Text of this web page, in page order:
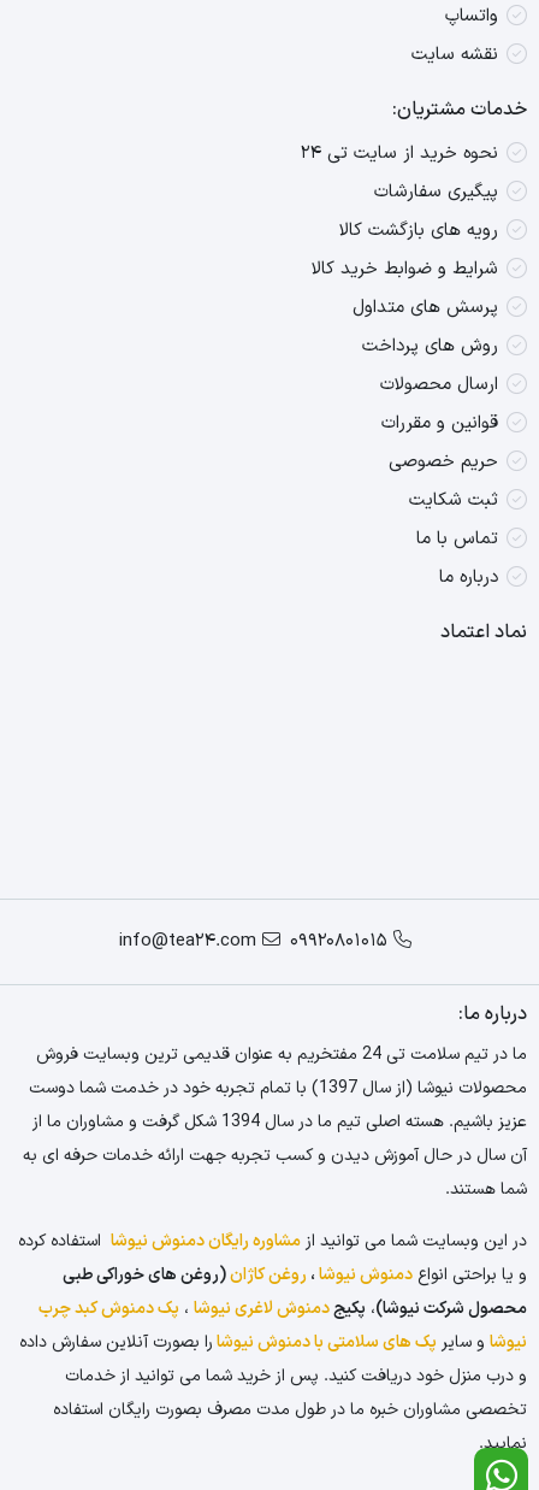
واتساپ
نقشه سایت
خدمات مشتریان:
نحوه خرید از سایت تی ۲۴
پیگیری سفارشات
رویه های بازگشت کالا
شرایط و ضوابط خرید کالا
پرسش های متداول
روش های پرداخت
ارسال محصولات
قوانین و مقررات
حریم خصوصی
ثبت شکایت
تماس با ما
درباره ما
نماد اعتماد
09920801015
info@tea24.com
درباره ما:
ما در تیم سلامت تی 24 مفتخریم به عنوان قدیمی ترین وبسایت فروش
محصولات نیوشا (از سال 1397) با تمام تجربه خود در خدمت شما دوست
عزیز باشیم. هسته اصلی تیم ما در سال 1394 شکل گرفت و مشاوران ما از
آن سال در حال آموزش دیدن و کسب تجربه جهت ارائه خدمات حرفه ای به
شما هستند.
در این وبسایت شما می توانید از مشاوره رایگان دمنوش نیوشا استفاده کرده
و یا براحتی انواع دمنوش نیوشا، روغن کاژان(روغن های خوراکی طبی
محصول شرکت نیوشا)، پکیجدمنوش لاغری نیوشا ، پک دمنوش کبد چرب
نیوشا و سایر پک های سلامتی با دمنوش نیوشارا بصورت آنلاین سفارش داده
و درب منزل خود دریافت کنید. پس از خرید شما می توانید از خدمات
تخصصی مشاوران خبره ما در طول مدت مصرف بصورت رایگان استفاده
نمایید.